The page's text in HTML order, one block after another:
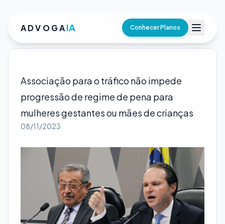
ADVOGAIA Conhecer Planos
Associação para o tráfico não impede
progressão de regime de pena para
mulheres gestantes ou mães de crianças
08/11/2023